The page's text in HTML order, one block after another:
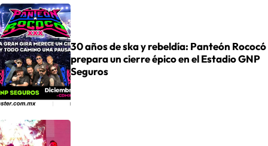
30 años de ska y rebeldía: Panteón Rococó
prepara un cierre épico en el Estadio GNP
Seguros